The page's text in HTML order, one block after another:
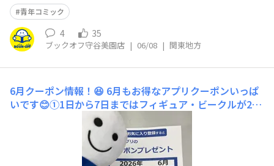
青年コミック
4 35
ブックオフ守谷美園店 | 06/08 | 関東地方
6月クーポン情報！😆 6月もお得なアプリクーポンいっぱ
いです😊①1日から7日まではフィギュア・ビークルが2
0%OFF！②8日から14日は文庫・新書・活字単行本・雑
誌が20％OFF！これから雨が増える時期なので自宅ででき
る暇つぶしとして本やおもちゃの購入はいかがですか？ご
来店お待ちしてます😌